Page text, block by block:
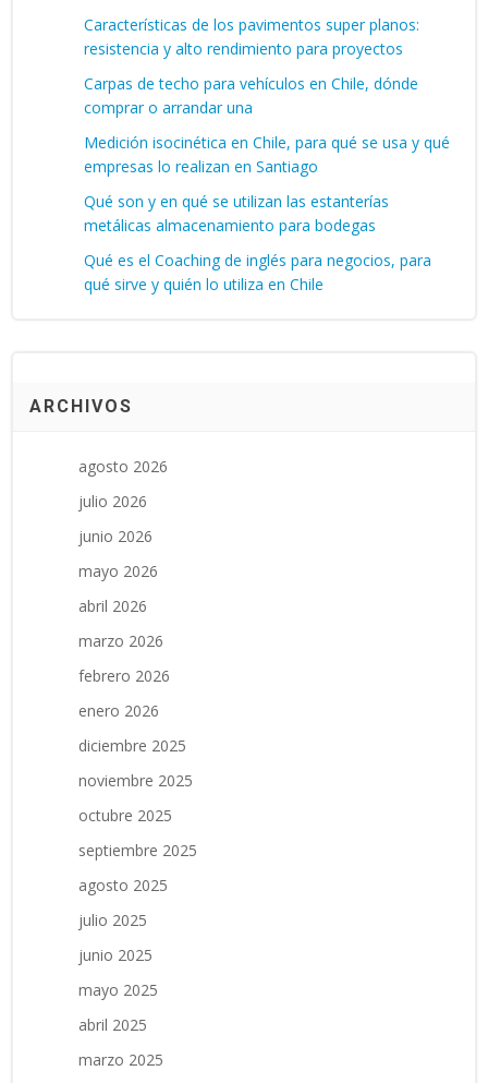
Características de los pavimentos super planos:
resistencia y alto rendimiento para proyectos
Carpas de techo para vehículos en Chile, dónde
comprar o arrandar una
Medición isocinética en Chile, para qué se usa y qué
empresas lo realizan en Santiago
Qué son y en qué se utilizan las estanterías
metálicas almacenamiento para bodegas
Qué es el Coaching de inglés para negocios, para
qué sirve y quién lo utiliza en Chile
ARCHIVOS
agosto 2026
julio 2026
junio 2026
mayo 2026
abril 2026
marzo 2026
febrero 2026
enero 2026
diciembre 2025
noviembre 2025
octubre 2025
septiembre 2025
agosto 2025
julio 2025
junio 2025
mayo 2025
abril 2025
marzo 2025